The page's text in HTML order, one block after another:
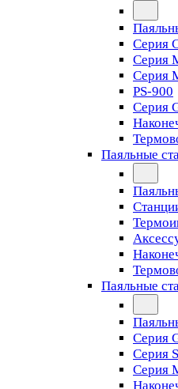
Серия
Серия
Серия
PS-900
Серия
Паяльные
Паяльные
Серия
Серия
Серия